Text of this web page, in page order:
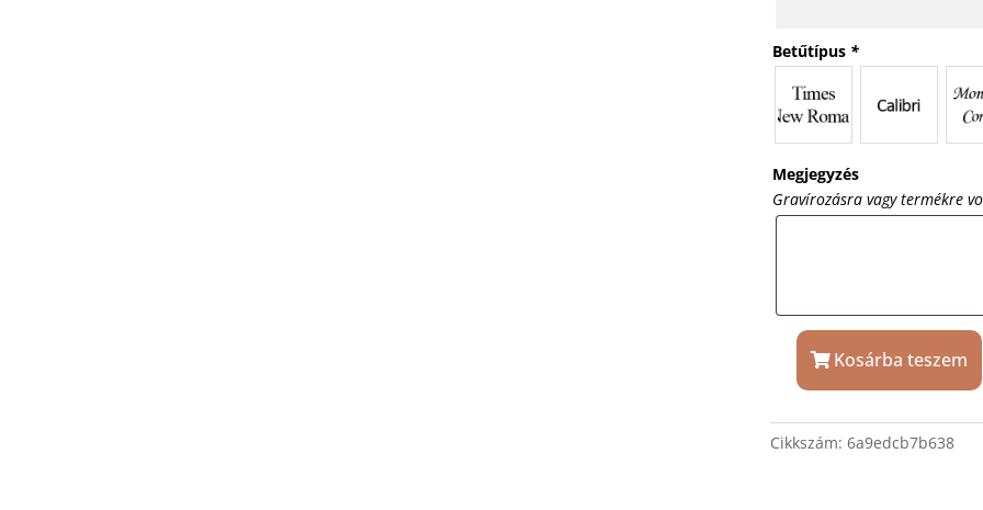
Betűtípus *
Megjegyzés
Gravírozásra vagy termékre
Townsend
króm
töltőtoll
Kosárba teszem
Cikkszám: 6a9edcb7b638